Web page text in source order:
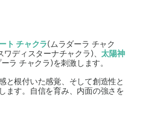
ト チャクラ(ムラダーラ チャク
ワディスターナチャクラ)、 太陽神
ラ チャクラ)を刺激します。
と根付いた感覚、そして創造性と
ます。自信を育み、内面の強さを